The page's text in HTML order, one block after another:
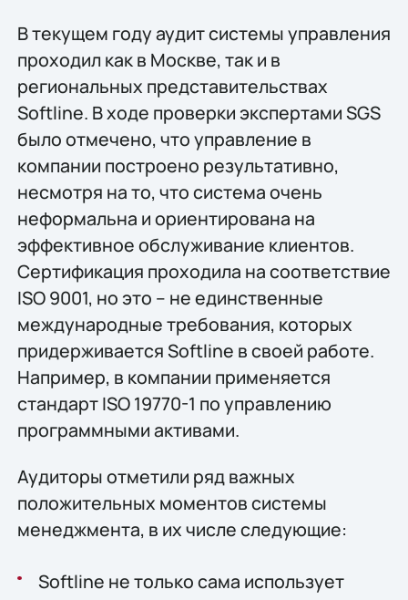
В текущем году аудит системы управления
проходил как в Москве, так и в
региональных представительствах
Softline. В ходе проверки экспертами SGS
было отмечено, что управление в
компании построено результативно,
несмотря на то, что система очень
неформальна и ориентирована на
эффективное обслуживание клиентов.
Сертификация проходила на соответствие
ISO 9001, но это – не единственные
международные требования, которых
придерживается Softline в своей работе.
Например, в компании применяется
стандарт ISO 19770-1 по управлению
программными активами.
Аудиторы отметили ряд важных
положительных моментов системы
менеджмента, в их числе следующие:
Softline не только сама использует